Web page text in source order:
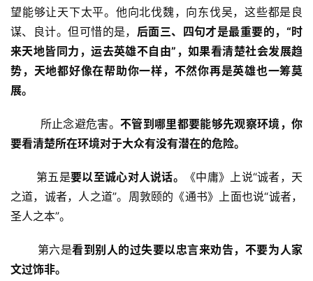
资
讯
僧
高
僧
望能够让天下太平。他向北伐魏，向东伐吴，这些都是良
谋、良计。但可惜的是， 后面三、四句才是最重要的，“时
来天地皆同力，运去英雄不自由”，如果看清楚社会发展趋
势，天地都好像在帮助你一样，不然你再是英雄也一筹莫
展。
所止念避危害。 不管到哪里都要能够先观察环境，你
要看清楚所在环境对于大众有没有潜在的危险。
第五是要以至诚心对人说话。
《中庸》上说“诚者，天
之道，诚者，人之道”。周敦颐的《通书》上面也说“诚者，
圣人之本”。
第六是看到别人的过失要以忠言来劝告，不要为人家
文过饰非。